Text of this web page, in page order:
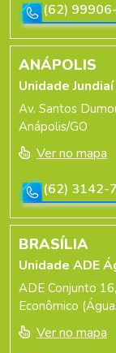
(62)
ANÁPOLIS
Unidade Jundiaí
Av. Santos
Anápolis/GO
Ver no mapa
(62) 3142-
BRASÍLIA
Unidade ADE
ADE Conjunto
Econômico
Ver no mapa